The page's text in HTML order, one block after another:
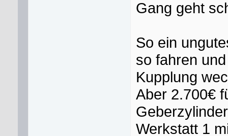
Gang geht
So ein
so fahren
Kupplung
Aber 2.700€
Werkstatt 1